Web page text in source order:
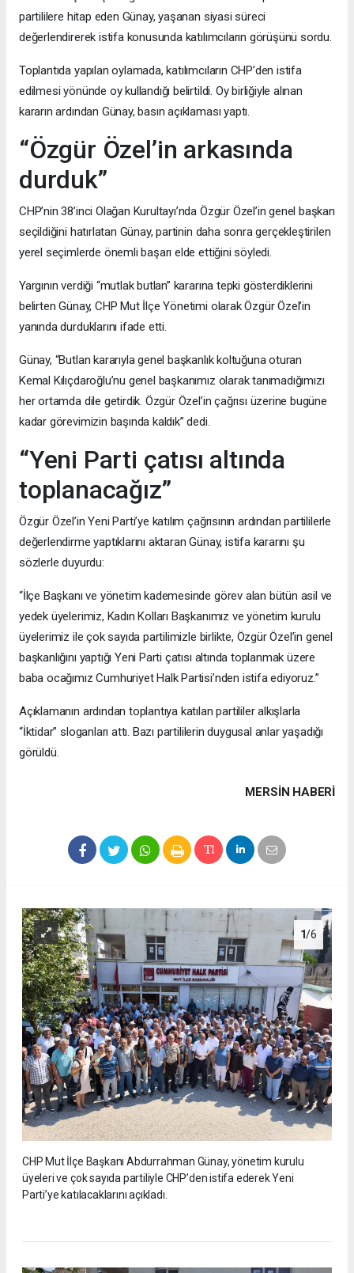
partililere hitap eden Günay, yaşanan siyasi süreci
değerlendirerek istifa konusunda katılımcıların görüşünü sordu.
Toplantıda yapılan oylamada, katılımcıların CHP’den istifa
edilmesi yönünde oy kullandığı belirtildi. Oy birliğiyle alınan
kararın ardından Günay, basın açıklaması yaptı.
“Özgür Özel’in arkasında
durduk”
CHP’nin 38’inci Olağan Kurultayı’nda Özgür Özel’in genel başkan
seçildiğini hatırlatan Günay, partinin daha sonra gerçekleştirilen
yerel seçimlerde önemli başarı elde ettiğini söyledi.
Yargının verdiği “mutlak butlan” kararına tepki gösterdiklerini
belirten Günay, CHP Mut İlçe Yönetimi olarak Özgür Özel’in
yanında durduklarını ifade etti.
Günay, “Butlan kararıyla genel başkanlık koltuğuna oturan
Kemal Kılıçdaroğlu’nu genel başkanımız olarak tanımadığımızı
her ortamda dile getirdik. Özgür Özel’in çağrısı üzerine bugüne
kadar görevimizin başında kaldık” dedi.
“Yeni Parti çatısı altında
toplanacağız”
Özgür Özel’in Yeni Parti’ye katılım çağrısının ardından partililerle
değerlendirme yaptıklarını aktaran Günay, istifa kararını şu
sözlerle duyurdu:
“İlçe Başkanı ve yönetim kademesinde görev alan bütün asil ve
yedek üyelerimiz, Kadın Kolları Başkanımız ve yönetim kurulu
üyelerimiz ile çok sayıda partilimizle birlikte, Özgür Özel’in genel
başkanlığını yaptığı Yeni Parti çatısı altında toplanmak üzere
baba ocağımız Cumhuriyet Halk Partisi’nden istifa ediyoruz.”
Açıklamanın ardından toplantıya katılan partililer alkışlarla
“İktidar” sloganları attı. Bazı partililerin duygusal anlar yaşadığı
görüldü.
MERSIN HABERİ
1/6
CHP Mut İlçe Başkanı Abdurrahman Günay, yönetim kurulu
üyeleri ve çok sayıda partiliyle CHP’den istifa ederek Yeni
Parti’ye katılacaklarını açıkladı.